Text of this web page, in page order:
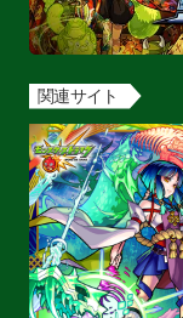
関連サイト